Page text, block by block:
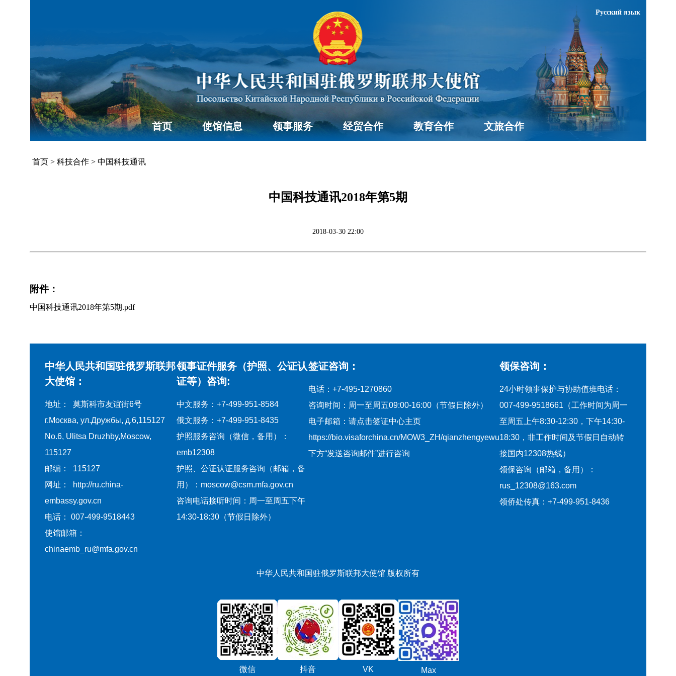
Русский язык
首页 使馆信息 领事服务 经贸合作 教育合作 文旅合作
首页 > 科技合作 > 中国科技通讯
中国科技通讯2018年第5期
2018-03-30 22:00
附件：
中国科技通讯2018年第5期.pdf
中华人民共和国驻俄罗斯联邦
大使馆：
地址： 莫斯科市友谊街6号
г.Москва, ул.Дружбы, д.6,115127
No.6, Ulitsa Druzhby,Moscow,
115127
邮编： 115127
网址： http://ru.china-
embassy.gov.cn
电话： 007-499-9518443
使馆邮箱：
chinaemb_ru@mfa.gov.cn
领事证件服务（护照、公证认
证等）咨询:
中文服务：+7-499-951-8584
俄文服务：+7-499-951-8435
护照服务咨询（微信，备用）：
emb12308
护照、公证认证服务咨询（邮箱，备
用）：moscow@csm.mfa.gov.cn
咨询电话接听时间：周一至周五下午
14:30-18:30（节假日除外）
签证咨询：
电话：+7-495-1270860
咨询时间：周一至周五09:00-16:00（节假日除外）
电子邮箱：请点击签证中心主页
https://bio.visaforchina.cn/MOW3_ZH/qianzhengyewu
下方“发送咨询邮件”进行咨询
领保咨询：
24小时领事保护与协助值班电话：
007-499-9518661（工作时间为周一
至周五上午8:30-12:30，下午14:30-
18:30，非工作时间及节假日自动转
接国内12308热线）
领保咨询（邮箱，备用）：
rus_12308@163.com
领侨处传真：+7-499-951-8436
中华人民共和国驻俄罗斯联邦大使馆 版权所有
微信 抖音 VK Max